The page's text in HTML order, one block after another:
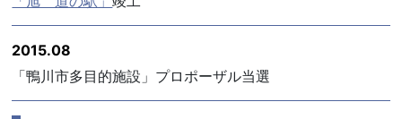
2015.08
「鴨川市多目的施設」プロポーザル当選